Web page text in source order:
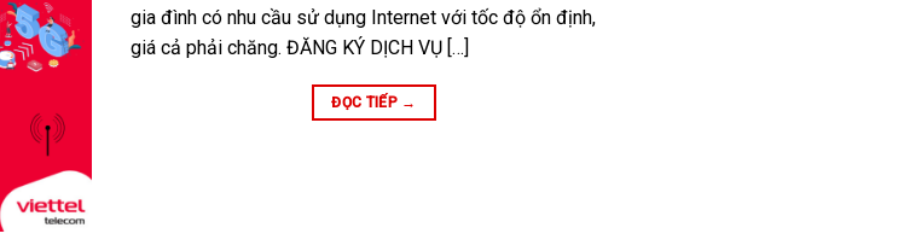
gia đình có nhu cầu sử dụng Internet với tốc độ ổn định,
giá cả phải chăng. ĐĂNG KÝ DỊCH VỤ […]
ĐỌC TIẾP →